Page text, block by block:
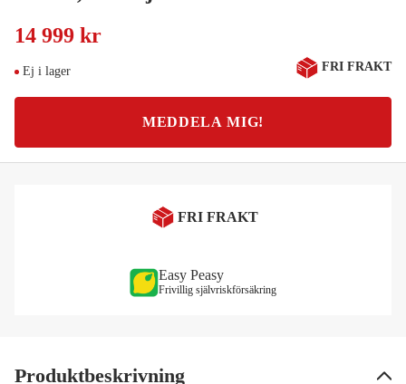
14 999 kr
Ej i lager FRI FRAKT
MEDDELA MIG!
FRI FRAKT
Easy Peasy
Frivillig självriskförsäkring
Produktbeskrivning